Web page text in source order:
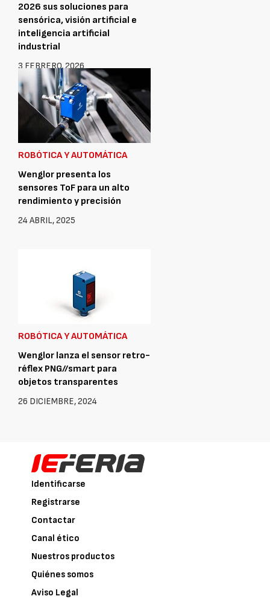
2026 sus soluciones para
sensórica, visión artificial e
inteligencia artificial
industrial
3 FEBRERO, 2026
ROBÓTICA Y AUTOMÁTICA
Wenglor presenta los
sensores ToF para un alto
rendimiento y precisión
24 ABRIL, 2025
ROBÓTICA Y AUTOMÁTICA
Wenglor lanza el sensor retro-
réflex PNG//smart para
objetos transparentes
26 DICIEMBRE, 2024
Identificarse
Registrarse
Contactar
Canal ético
Nuestros productos
Quiénes somos
Aviso Legal